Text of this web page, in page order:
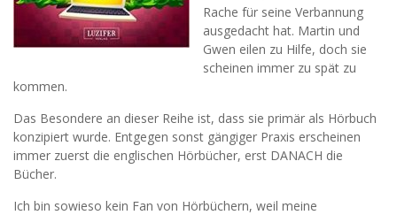
Rache für seine Verbannung
ausgedacht hat. Martin und
Gwen eilen zu Hilfe, doch sie
scheinen immer zu spät zu
kommen.
Das Besondere an dieser Reihe ist, dass sie primär als Hörbuch
konzipiert wurde. Entgegen sonst gängiger Praxis erscheinen
immer zuerst die englischen Hörbücher, erst DANACH die
Bücher.
Ich bin sowieso kein Fan von Hörbüchern, weil meine